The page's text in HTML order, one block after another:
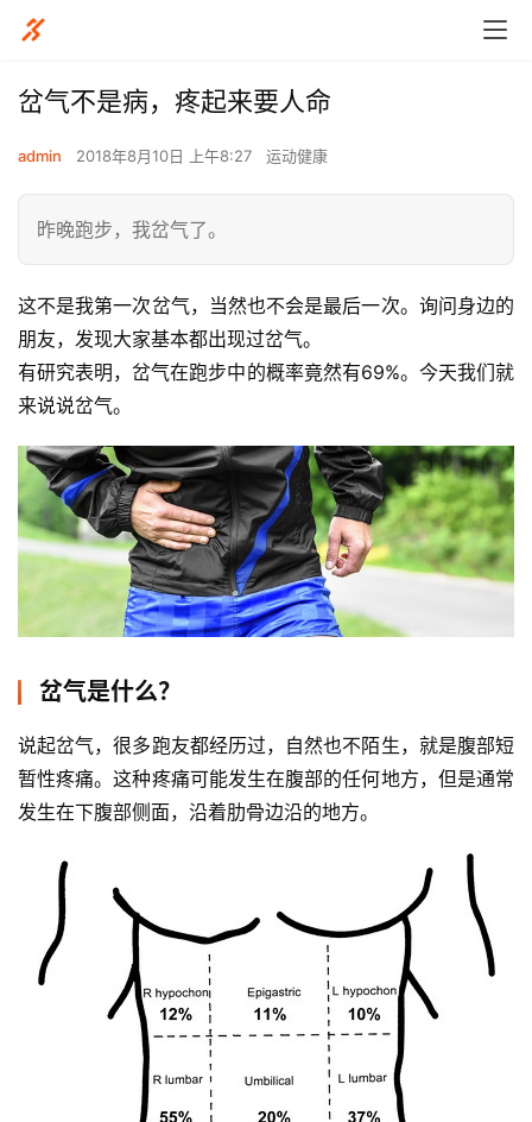
岔气不是病，疼起来要人命
admin 2018年8月10日 上午8:27 运动健康
昨晚跑步，我岔气了。
这不是我第一次岔气，当然也不会是最后一次。询问身边的
朋友，发现大家基本都出现过岔气。
有研究表明，岔气在跑步中的概率竟然有69%。今天我们就
来说说岔气。
岔气是什么？
说起岔气，很多跑友都经历过，自然也不陌生，就是腹部短
暂性疼痛。这种疼痛可能发生在腹部的任何地方，但是通常
发生在下腹部侧面，沿着肋骨边沿的地方。